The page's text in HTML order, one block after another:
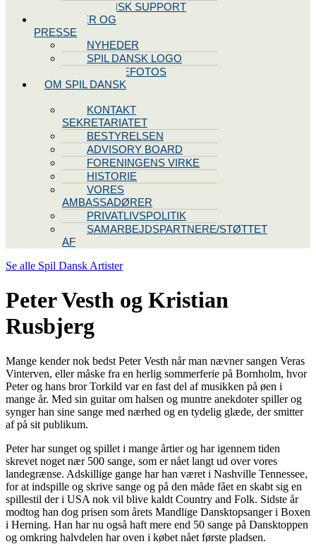
TEKNISK SUPPORT
NYHEDER OG
PRESSE
NYHEDER
SPIL DANSK LOGO
PRESSEFOTOS
OM SPIL DANSK
KONTAKT
SEKRETARIATET
BESTYRELSEN
ADVISORY BOARD
FORENINGENS VIRKE
HISTORIE
VORES
AMBASSADØRER
PRIVATLIVSPOLITIK
SAMARBEJDSPARTNERE/STØTTET
AF
Se alle Spil Dansk Artister
Peter Vesth og Kristian
Rusbjerg
Mange kender nok bedst Peter Vesth når man nævner sangen Veras
Vinterven, eller måske fra en herlig sommerferie på Bornholm, hvor
Peter og hans bror Torkild var en fast del af musikken på øen i
mange år. Med sin guitar om halsen og muntre anekdoter spiller og
synger han sine sange med nærhed og en tydelig glæde, der smitter
af på sit publikum.
Peter har sunget og spillet i mange årtier og har igennem tiden
skrevet noget nær 500 sange, som er nået langt ud over vores
landegrænse. Adskillige gange har han været i Nashville Tennessee,
for at indspille og skrive sange og på den måde fået en skabt sig en
spillestil der i USA nok vil blive kaldt Country and Folk. Sidste år
modtog han dog prisen som årets Mandlige Dansktopsanger i Boxen
i Herning. Han har nu også haft mere end 50 sange på Dansktoppen
og omkring halvdelen har oven i købet nået første pladsen.